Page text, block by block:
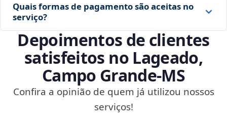
Quais formas de pagamento são aceitas no
serviço?
Depoimentos de clientes
satisfeitos no Lageado,
Campo Grande‑MS
Confira a opinião de quem já utilizou nossos
serviços!